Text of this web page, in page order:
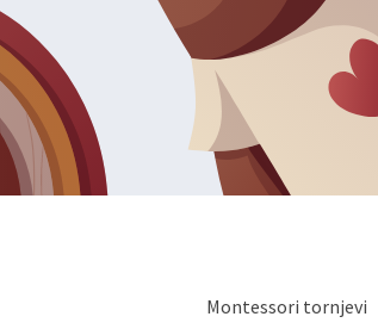
Montessori tornjevi